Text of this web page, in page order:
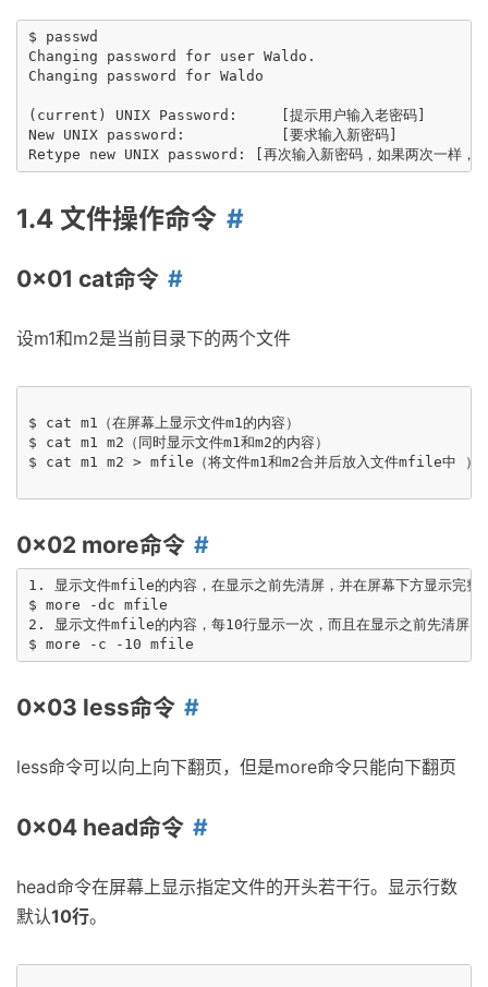
$ passwd
Changing password for user Waldo.
Changing password for Waldo
(current) UNIX Password:     [提示用户输入老密码]
New UNIX password:           [要求输入新密码]
1.4 文件操作命令
0x01 cat命令
设m1和m2是当前目录下的两个文件
$ cat m1（在屏幕上显示文件m1的内容）
$ cat m1 m2（同时显示文件m1和m2的内容）
$ cat m1 m2 > mfile（将文件m1和m2合并后放入文件mfile中 ）
0x02 more命令
1. 显示文件mfile的内容，在显示之前先清屏，并在屏幕下方显示完整
$ more -dc mfile
2. 显示文件mfile的内容，每10行显示一次，而且在显示之前先清屏
0x03 less命令
less命令可以向上向下翻页，但是more命令只能向下翻页
0x04 head命令
head命令在屏幕上显示指定文件的开头若干行。显示行数
默认10行。